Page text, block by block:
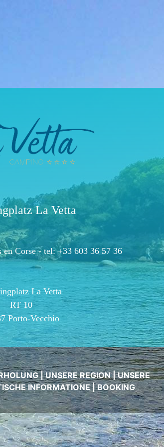
La Vetta
en Corse -tel: +33 603 36 57 36
La Vetta
RT 10
Porto-Vecchio
|UNSERE REGION|UNSERE
INFORMATIONE|BOOKING